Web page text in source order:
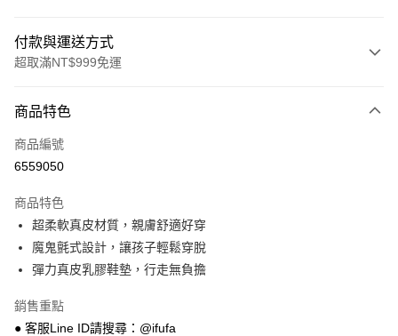
付款與運送方式
超取滿NT$999免運
信用卡一次付款
超商取貨付款
Apple Pay
街口支付
Google Pay
商品特色
商品編號
6559050
商品特色
超柔軟真皮材質，親膚舒適好穿
魔鬼氈式設計，讓孩子輕鬆穿脫
彈力真皮乳膠鞋墊，行走無負擔
銷售重點
● 客服Line ID請搜尋：@ifufa